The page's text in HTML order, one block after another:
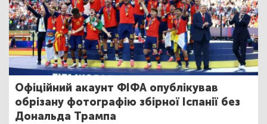
Офіційний акаунт ФІФА опублікував
обрізану фотографію збірної Іспанії без
Дональда Трампа